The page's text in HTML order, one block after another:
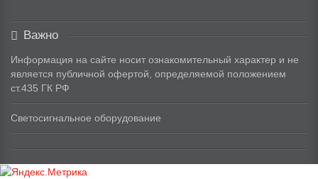
Важно
Информация на сайте носит ознакомительный характер и не
является публичной офертой, определяемой положением
ст.435 ГК РФ
Светосигнальное оборудование